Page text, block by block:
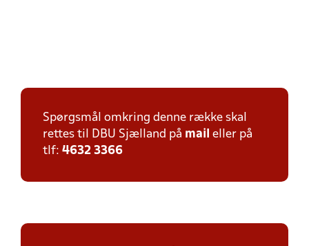
Spørgsmål omkring denne række skal
rettes til DBU Sjælland på mail eller på
tlf: 4632 3366